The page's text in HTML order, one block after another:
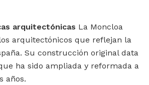
arquitectónicas La Moncloa
arquitectónicos que reflejan la
Su construcción original data
ha sido ampliada y reformada a
años.